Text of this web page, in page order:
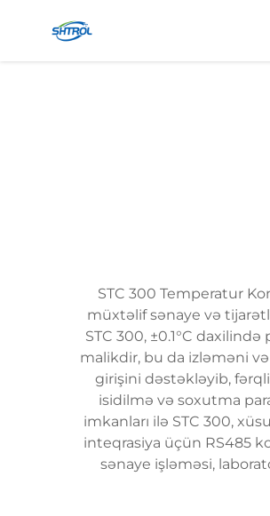
STC 300 Temperatur
müxtəlif sənaye və
STC 300, ±0.1°C
malikdir, bu da izləməni
girişini dəstəkləyib,
isidilmə və soxutma
imkanları ilə STC 300,
inteqrasiya üçün RS485
sənaye işləməsi,